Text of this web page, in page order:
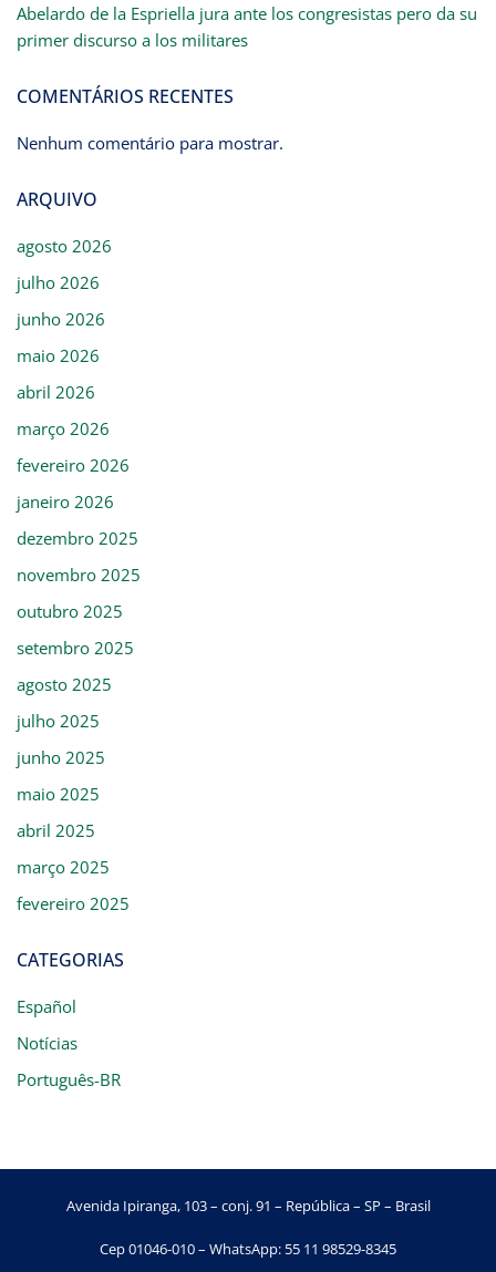
Abelardo de la Espriella jura ante los congresistas pero da su
primer discurso a los militares
COMENTÁRIOS RECENTES
Nenhum comentário para mostrar.
ARQUIVO
agosto 2026
julho 2026
junho 2026
maio 2026
abril 2026
março 2026
fevereiro 2026
janeiro 2026
dezembro 2025
novembro 2025
outubro 2025
setembro 2025
agosto 2025
julho 2025
junho 2025
maio 2025
abril 2025
março 2025
fevereiro 2025
CATEGORIAS
Español
Notícias
Português-BR
Avenida Ipiranga, 103 – conj. 91 – República – SP – Brasil
Cep 01046-010 – WhatsApp: 55 11 98529-8345